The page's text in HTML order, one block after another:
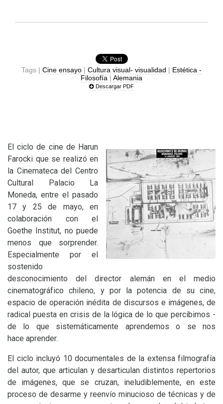
Tags | Cine ensayo | Cultura visual- visualidad | Estética -
Filosofía | Alemania
Descargar PDF
El ciclo de cine de Harun
Farocki que se realizó en
la Cinemateca del Centro
Cultural Palacio La
Moneda, entre el pasado
17 y 25 de mayo, en
colaboración con el
Goethe Institut, no puede
menos que sorprender.
Especialmente por el
sostenido
desconocimiento del director alemán en el medio
cinematográfico chileno, y por la potencia de su cine,
espacio de operación inédita de discursos e imágenes, de
radical puesta en crisis de la lógica de lo que percibimos -
de lo que sistemáticamente aprendemos o se nos
hace aprender.
El ciclo incluyó 10 documentales de la extensa filmografía
del autor, que articulan y desarticulan distintos repertorios
de imágenes, que se cruzan, ineludiblemente, en este
proceso de desarme y reenvío minucioso de técnicas y de